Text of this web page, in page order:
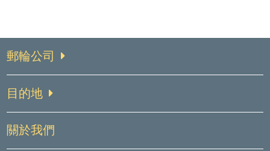
郵輪公司
目的地
關於我們